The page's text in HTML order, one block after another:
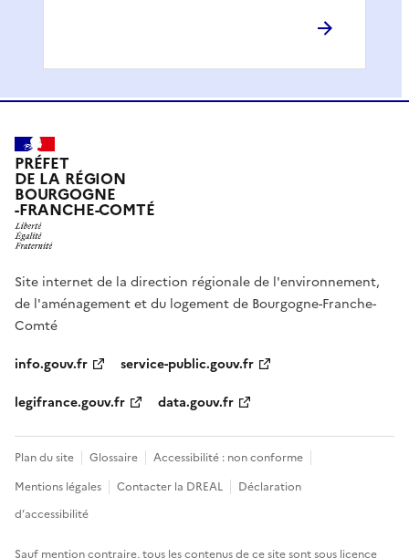
PRÉFET
DE LA RÉGION
BOURGOGNE
-FRANCHE-COMTÉ
Site internet de la direction régionale de l'environnement,
de l'aménagement et du logement de Bourgogne-Franche-
Comté
info.gouv.fr
service-public.gouv.fr
legifrance.gouv.fr
data.gouv.fr
Plan du site Glossaire
Accessibilité : non conforme
Mentions légales
Contacter la DREAL
Déclaration
d’accessibilité
Sauf mention contraire, tous les contenus de ce site sont sous licence